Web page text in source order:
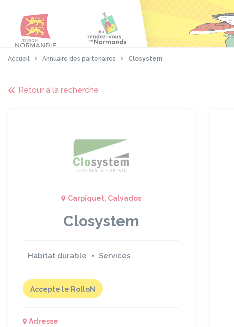
contenu
principal
page
Accueil Annuaire des partenaires Closystem
Retour à la recherche
Carpiquet, Calvados
Closystem
Habitat durable Services
Accepte le RolloN
Adresse